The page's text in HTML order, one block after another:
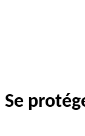
Se